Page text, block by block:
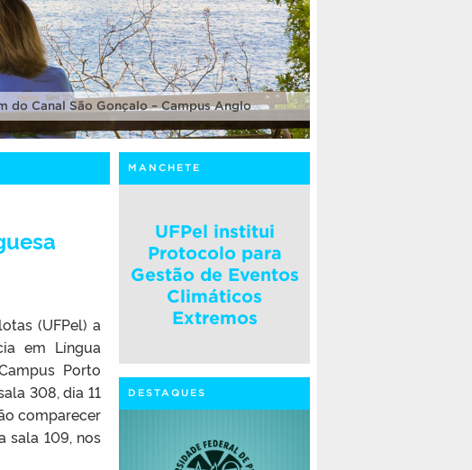
do Canal São Gonçalo – Campus Anglo
(UFPel) a
em Língua
Porto
308, dia 11
comparecer
sala 109, nos
MANCHETE
UFPel institui
Protocolo para
Gestão de Eventos
Climáticos
Extremos
DESTAQUES